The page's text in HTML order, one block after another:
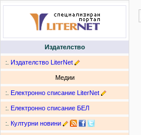
Издателство
:. Издателство LiterNet
Медии
:. Електронно списание LiterNet
:. Електронно списание БЕЛ
:. Културни новини